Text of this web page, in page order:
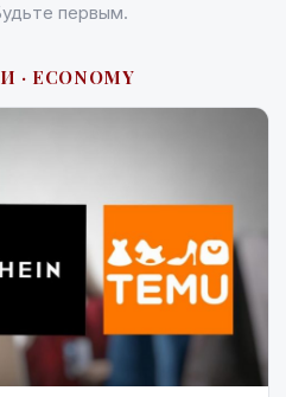
первым.
ECONOMY